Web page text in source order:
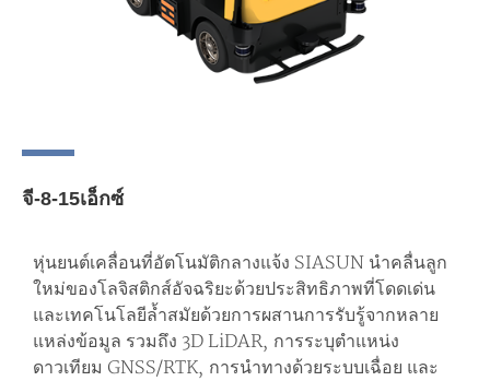
จี-8-15เอ็กซ์
หุ่นยนต์เคลื่อนที่อัตโนมัติกลางแจ้ง SIASUN นำคลื่นลูก
ใหม่ของโลจิสติกส์อัจฉริยะด้วยประสิทธิภาพที่โดดเด่น
และเทคโนโลยีล้ำสมัยด้วยการผสานการรับรู้จากหลาย
แหล่งข้อมูล รวมถึง 3D LiDAR, การระบุตำแหน่ง
ดาวเทียม GNSS/RTK, การนำทางด้วยระบบเฉื่อย และ